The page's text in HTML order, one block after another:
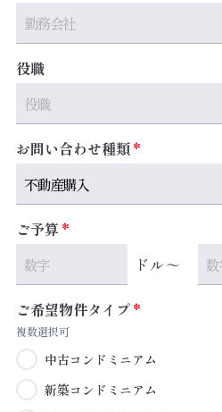
役職
お問い合わせ種類
ご予算
ドル～
ご希望物件タイプ
複数選択可
中古コンドミニアム
新築コンドミニアム